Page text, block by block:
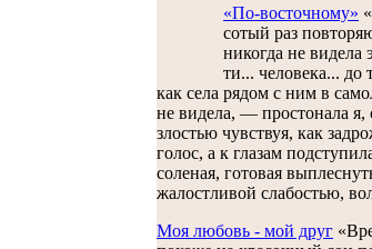
«По-восточному»
сотый раз
никогда не видела
ти... человека... до
как села рядом с ним в
не видела, — простонала я,
злостью чувствуя, как
голос, а к глазам
соленая, готовая
жалостливой слабостью,
Моя любовь - мой друг